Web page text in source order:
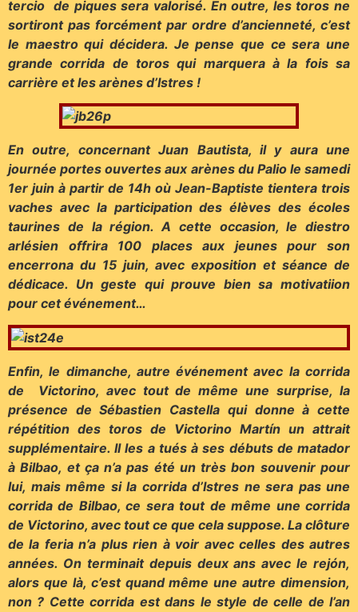
tercio de piques sera valorisé. En outre, les toros ne
sortiront pas forcément par ordre d’ancienneté, c’est
le maestro qui décidera. Je pense que ce sera une
grande corrida de toros qui marquera à la fois sa
carrière et les arènes d’Istres !
En outre, concernant Juan Bautista, il y aura une
journée portes ouvertes aux arènes du Palio le samedi
1er juin à partir de 14h où Jean-Baptiste tientera trois
vaches avec la participation des élèves des écoles
taurines de la région. A cette occasion, le diestro
arlésien offrira 100 places aux jeunes pour son
encerrona du 15 juin, avec exposition et séance de
dédicace. Un geste qui prouve bien sa motivatiion
pour cet événement…
Enfin, le dimanche, autre événement avec la corrida
de Victorino, avec tout de même une surprise, la
présence de Sébastien Castella qui donne à cette
répétition des toros de Victorino Martín un attrait
supplémentaire. Il les a tués à ses débuts de matador
à Bilbao, et ça n’a pas été un très bon souvenir pour
lui, mais même si la corrida d’Istres ne sera pas une
corrida de Bilbao, ce sera tout de même une corrida
de Victorino, avec tout ce que cela suppose. La clôture
de la feria n’a plus rien à voir avec celles des autres
années. On terminait depuis deux ans avec le rejón,
alors que là, c’est quand même une autre dimension,
non ? Cette corrida est dans le style de celle de l’an